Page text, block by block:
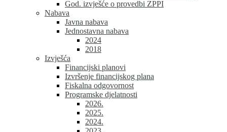
God. izvješće o provedbi ZPPI
Nabava
Javna nabava
Jednostavna nabava
2024
2018
Izvješća
Financijski planovi
Izvršenje financijskog plana
Fiskalna odgovornost
Programske djelatnosti
2026.
2025.
2024.